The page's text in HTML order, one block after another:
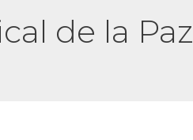
de la Paz